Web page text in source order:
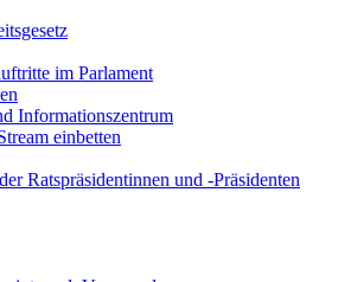
im Parlament
Informationszentrum
einbetten
Ratspräsidentinnen und -Präsidenten